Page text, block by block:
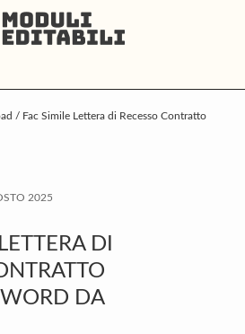
/ Fac Simile Lettera di Recesso Contratto
2025
DI
DA